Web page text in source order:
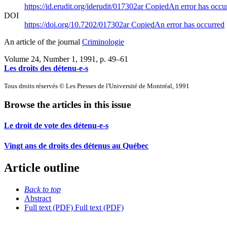
https://id.erudit.org/iderudit/017302arCopiedAn error has
DOI
https://doi.org/10.7202/017302arCopiedAn error has occurred
An article of the journal Criminologie
Volume 24, Number 1, 1991 , p. 49–61
Les droits des détenu-e-s
Tous droits réservés © Les Presses de l'Université de Montréal, 1991
Browse the articles in this issue
Le droit de vote des détenu-e-s
Vingt ans de droits des détenus au Québec
Article outline
Back to top
Abstract
Full text (PDF) Full text (PDF)